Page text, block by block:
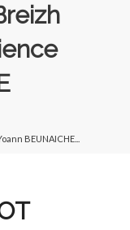
BEUNAICHE...